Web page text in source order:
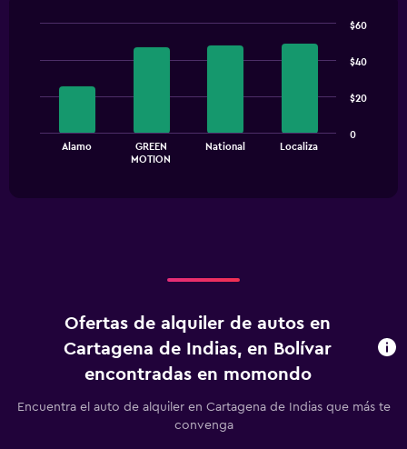
bars.
The
chart
chart
axis
Alamo
GREEN
MOTION
National Localiza
0
$20
$40
$60
Ofertas de alquiler de autos en
Cartagena de Indias, en Bolívar
encontradas en momondo
Encuentra el auto de alquiler en Cartagena de Indias que más te
convenga